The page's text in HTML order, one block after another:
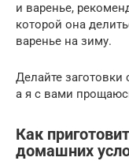
и варенье,
которой она
варенье на зиму.
Делайте
а я с вами
Как
домашних